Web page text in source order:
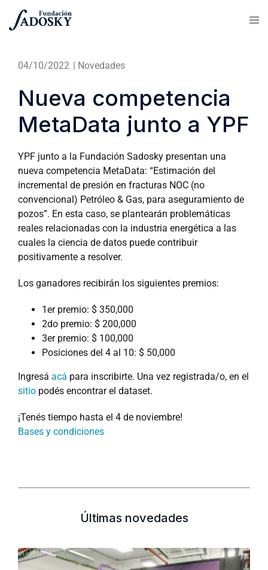
04/10/2022 | Novedades
Nueva competencia
MetaData junto a YPF
YPF junto a la Fundación Sadosky presentan una
nueva competencia MetaData: “Estimación del
incremental de presión en fracturas NOC (no
convencional) Petróleo & Gas, para aseguramiento de
pozos”. En esta caso, se plantearán problemáticas
reales relacionadas con la industria energética a las
cuales la ciencia de datos puede contribuir
positivamente a resolver.
Los ganadores recibirán los siguientes premios:
1er premio: $ 350,000
2do premio: $ 200,000
3er premio: $ 100,000
Posiciones del 4 al 10: $ 50,000
Ingresá acá para inscribirte. Una vez registrada/o, en el
sitio podés encontrar el dataset.
¡Tenés tiempo hasta el 4 de noviembre!
Bases y condiciones
Últimas novedades